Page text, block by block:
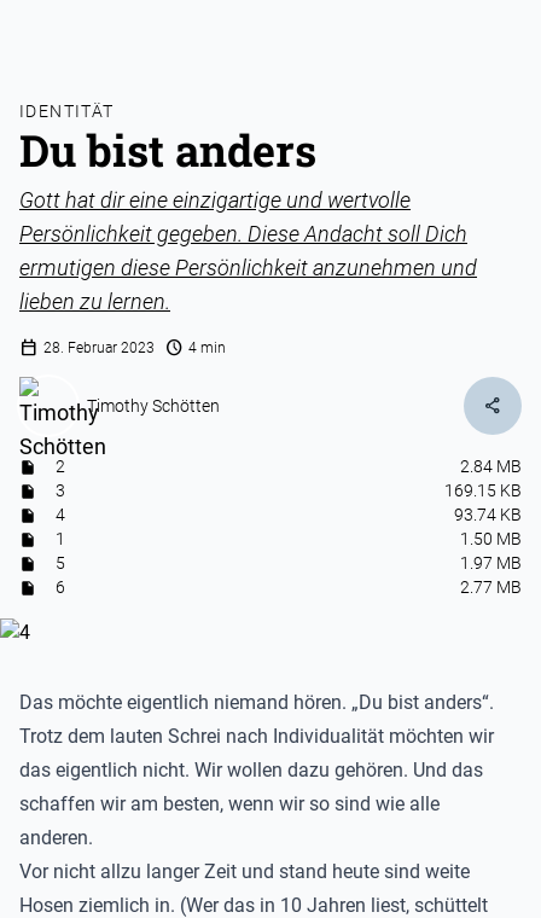
IDENTITÄT
Du bist anders
Gott hat dir eine einzigartige und wertvolle
Persönlichkeit gegeben. Diese Andacht soll Dich
ermutigen diese Persönlichkeit anzunehmen und
lieben zu lernen.
calendar_today 28. Februar 2023 schedule 4 min
Timothy Schötten share
2
2.84 MB
3
169.15 KB
4
93.74 KB
1
1.50 MB
5
1.97 MB
6
2.77 MB
Das möchte eigentlich niemand hören. „Du bist anders“.
Trotz dem lauten Schrei nach Individualität möchten wir
das eigentlich nicht. Wir wollen dazu gehören. Und das
schaffen wir am besten, wenn wir so sind wie alle
anderen.
Vor nicht allzu langer Zeit und stand heute sind weite
Hosen ziemlich in. (Wer das in 10 Jahren liest, schüttelt